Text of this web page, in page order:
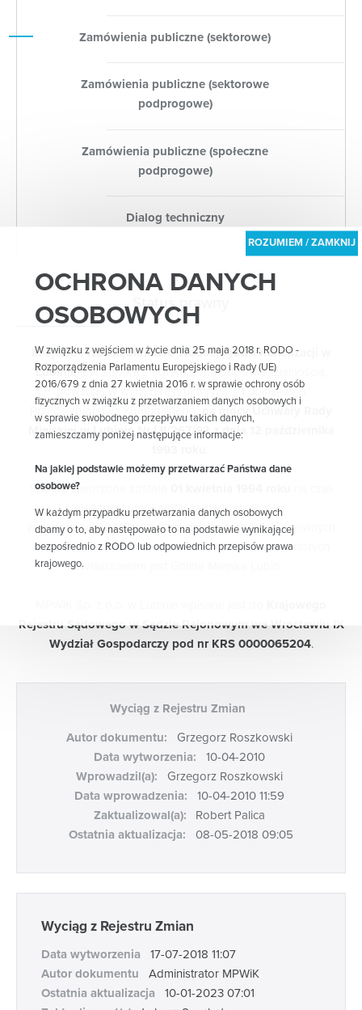
Zamówienia publiczne (sektorowe)
Zamówienia publiczne (sektorowe
podprogowe)
Zamówienia publiczne (społeczne
podprogowe)
Dialog techniczny
Status prawny
Miejskie Przedsiębiorstwo Wodociągów i Kanalizacji w
Lubiniejest Spółką z ograniczoną odpowiedzialnością,
powstałą w wyniku restrukturyzacji Lubińskiego
Przedsiębiorstwa Komunalnego,
na mocy Uchwały Rady
Miejskiej w Lubinie Nr LII/267/93 z dnia 12 października
Spółka utworzona została
nieoznaczony, kapitał zakładowy Spółki
w wysokości 82.147.800,00 zł dzieli się na 117 354 równych
udziałów o nominalnej wartości 700,00 zł każdy, których
właścicielem jest Gmina Miejska Lubin.
Rejestru Sądowego w Sądzie Rejonowym we Wrocławiu IX
Wydział Gospodarczy pod nr KRS 0000065204.
Wyciąg z Rejestru Zmian
Autor dokumentu:
Grzegorz Roszkowski
Data wytworzenia:
10-04-2010
Wprowadzil(a):
Grzegorz Roszkowski
Data wprowadzenia:
10-04-2010 11:59
Zaktualizowal(a):
Robert Palica
Ostatnia aktualizacja:
08-05-2018 09:05
Wyciąg z Rejestru Zmian
Data wytworzenia
17-07-2018 11:07
Autor dokumentu
Administrator MPWiK
Ostatnia aktualizacja
10-01-2023 07:01
OCHRONA DANYCH
OSOBOWYCH
W związku z wejściem w życie dnia 25 maja 2018 r. RODO -
Rozporządzenia Parlamentu Europejskiego i Rady (UE)
2016/679 z dnia 27 kwietnia 2016 r. w sprawie ochrony osób
fizycznych w związku z przetwarzaniem danych osobowych i
w sprawie swobodnego przepływu takich danych,
zamieszczamy poniżej następujące informacje:
Na jakiej podstawie możemy przetwarzać Państwa dane
osobowe?
W każdym przypadku przetwarzania danych osobowych
dbamy o to, aby następowało to na podstawie wynikającej
bezpośrednio z RODO lub odpowiednich przepisów prawa
krajowego.
następować:
w celu wykonania umowy lub podjęcia działań na
dotyczącej zaopatrzenia w wodę i odprowadzania
w celu wykonania zadań publicznych przez nas
realizowanych, takich jak zbiorowe zaopatrzenie w
wodę i zbiorowe odprowadzanie ścieków oraz
odbieranie odpadów komunalnych od właścicieli
nieruchomości;
w celu sprawowania przez nas kompetencji organu
właściwego w sprawach opłaty za gospodarowanie
odpadami komunalnymi;
właściwej organizacji pracy oraz właściwej obsługi
prowadzony jest min. monitoring rozmów
terenie siedziby Administratora prowadzony jest
monitoring wizyjny, obejmujący min. utrwalanie
obrazu;